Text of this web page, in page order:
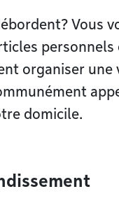
Vous
organiser une
domicile.